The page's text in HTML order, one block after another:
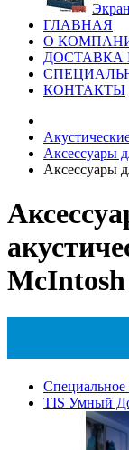
ГЛАВНАЯ
О
ДОСТАВКА
КОНТАКТЫ
Аксессуары
Аксессуары
McIntosh
TIS Умный